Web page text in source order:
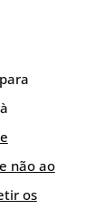
não ao
os